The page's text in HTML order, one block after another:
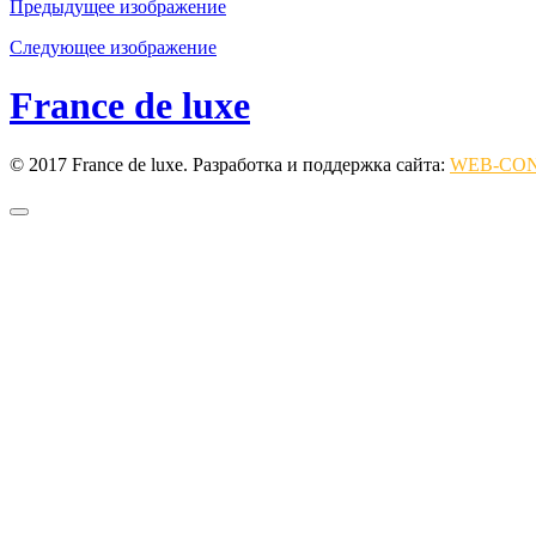
Предыдущее изображение
Следующее изображение
France de luxe
© 2017 France de luxe. Разработка и поддержка сайта: WEB-